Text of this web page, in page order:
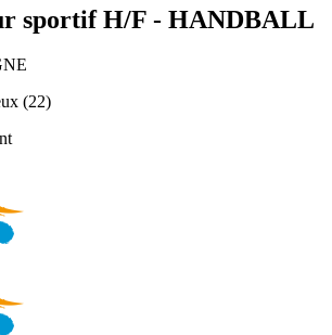
sportif H/F - HANDBALL
(22)